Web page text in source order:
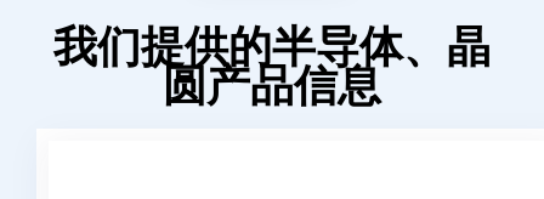
我们提供的半导体、晶
圆产品信息